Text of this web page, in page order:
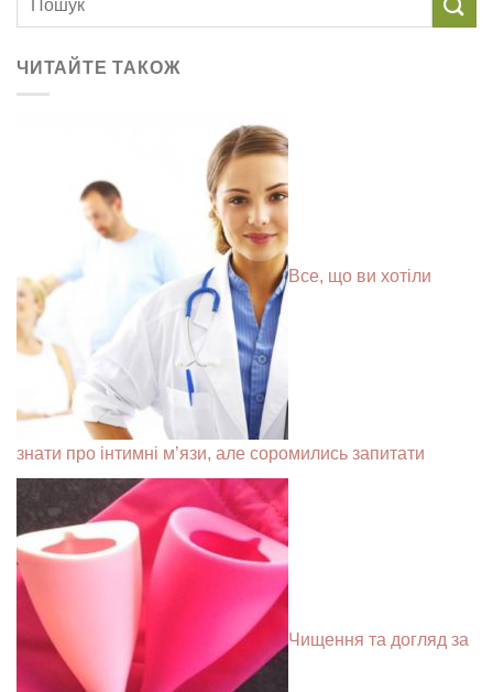
ЧИТАЙТЕ ТАКОЖ
Все, що ви хотіли
знати про інтимні м’язи, але соромились запитати
Чищення та догляд за